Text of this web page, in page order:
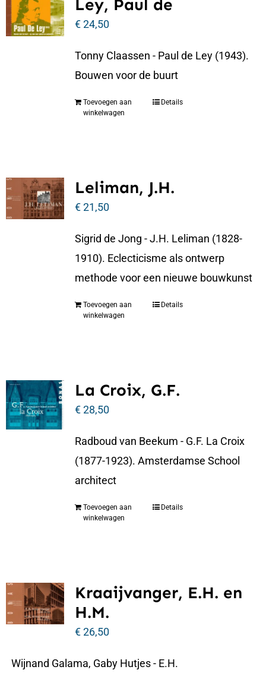
Ley, Paul de
€24,50
Tonny Claassen - Paul de Ley (1943).
Bouwen voor de buurt
Toevoegen aan
winkelwagen
Details
Leliman, J.H.
€21,50
Sigrid de Jong - J.H. Leliman (1828-
1910). Eclecticisme als ontwerp
methode voor een nieuwe bouwkunst
Toevoegen aan
winkelwagen
Details
La Croix, G.F.
€28,50
Radboud van Beekum - G.F. La Croix
(1877-1923). Amsterdamse School
architect
Toevoegen aan
winkelwagen
Details
Kraaijvanger, E.H. en
H.M.
€26,50
Wijnand Galama, Gaby Hutjes - E.H.